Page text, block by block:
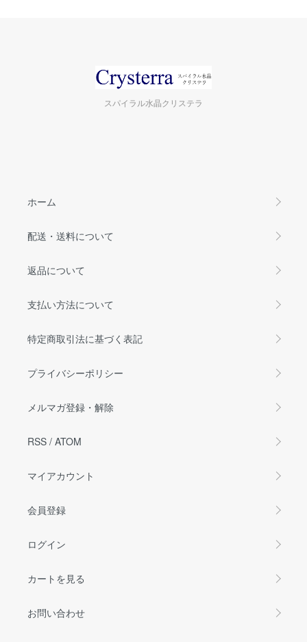
スパイラル水晶クリステラ
ホーム
配送・送料について
返品について
支払い方法について
特定商取引法に基づく表記
プライバシーポリシー
メルマガ登録・解除
RSS / ATOM
マイアカウント
会員登録
ログイン
カートを見る
お問い合わせ